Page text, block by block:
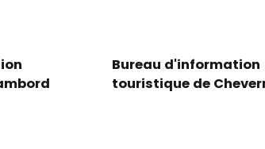
Bureau d'information
touristique de